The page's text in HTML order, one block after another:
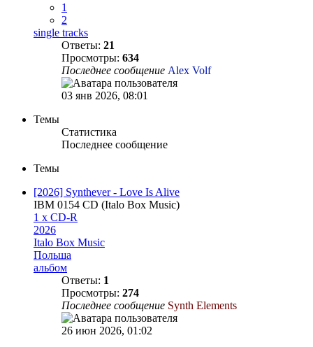
1
2
single tracks
Ответы: 21
Просмотры: 634
Последнее сообщение Alex Volf
03 янв 2026, 08:01
Темы
Статистика
Последнее сообщение
Темы
[2026] Synthever - Love Is Alive
IBM 0154 CD (Italo Box Music)
1 x CD-R
2026
Italo Box Music
Польша
альбом
Ответы: 1
Просмотры: 274
Последнее сообщение Synth Elements
26 июн 2026, 01:02